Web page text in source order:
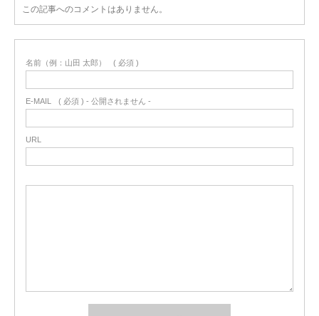
この記事へのコメントはありません。
名前（例：山田 太郎） ( 必須 )
E-MAIL ( 必須 ) - 公開されません -
URL